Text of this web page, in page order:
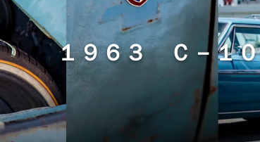
１９６３ Ｃ－１０